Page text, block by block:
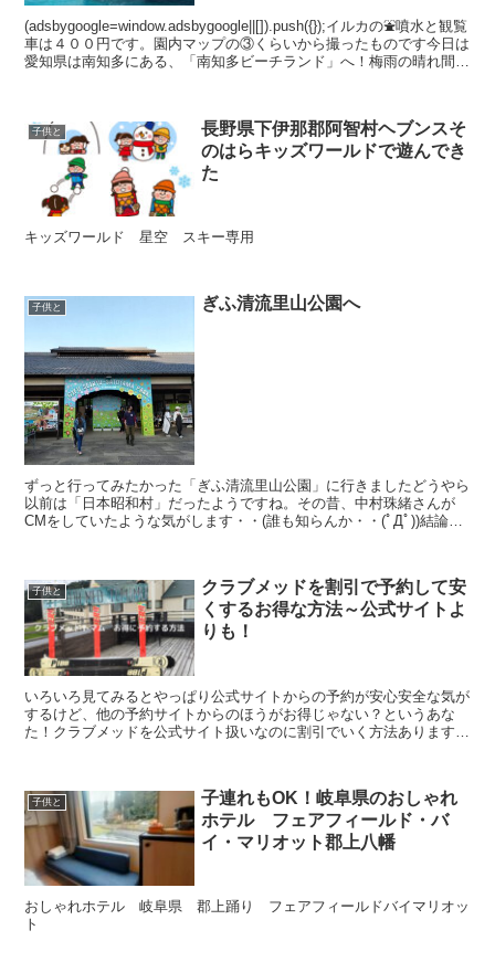
(adsbygoogle=window.adsbygoogle||[]).push({});イルカの⛲️噴水と観覧
車は４００円です。園内マップの③くらいから撮ったものです今日は
愛知県は南知多にある、「南知多ビーチランド」へ！梅雨の晴れ間で
子供と
長野県下伊那郡阿智村ヘブンスそ
のはらキッズワールドで遊んでき
た
キッズワールド 星空 スキー専用
子供と ぎふ清流里山公園へ
ずっと行ってみたかった「ぎふ清流里山公園」に行きましたどうやら
以前は「日本昭和村」だったようですね。その昔、中村珠緒さんが
CMをしていたような気がします・・(誰も知らんか・・(ﾟДﾟ))結論！
子供と
クラブメッドを割引で予約して安
くするお得な方法～公式サイトよ
りも！
いろいろ見てみるとやっぱり公式サイトからの予約が安心安全な気が
するけど、他の予約サイトからのほうがお得じゃない？というあな
た！クラブメッドを公式サイト扱いなのに割引でいく方法あります※
子供と
子連れもOK！岐阜県のおしゃれ
ホテル フェアフィールド・バ
イ・マリオット郡上八幡
おしゃれホテル 岐阜県 郡上踊り フェアフィールドバイマリオッ
ト